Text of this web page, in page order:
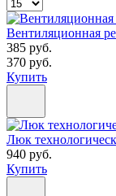
Вентиляционная
385 руб.
370 руб.
Купить
Люк
940 руб.
Купить